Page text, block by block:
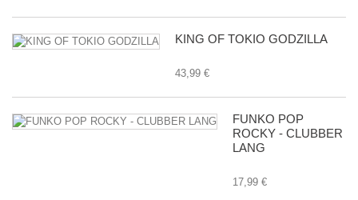
KING OF TOKIO GODZILLA
43,99 €
FUNKO POP
ROCKY - CLUBBER
LANG
17,99 €